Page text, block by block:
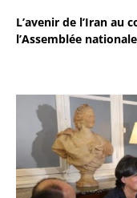
L’avenir de l’Iran au
l’Assemblée nationale